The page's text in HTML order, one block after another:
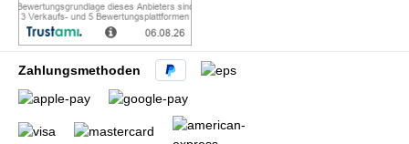
Zahlungsmethoden